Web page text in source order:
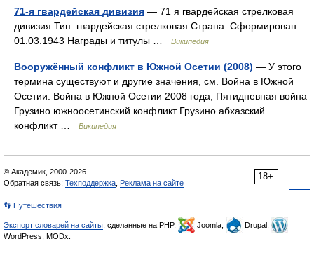
71-я гвардейская дивизия — 71 я гвардейская стрелковая
дивизия Тип: гвардейская стрелковая Страна: Сформирован:
01.03.1943 Награды и титулы …
Википедия
Вооружённый конфликт в Южной Осетии (2008) — У этого
термина существуют и другие значения, см. Война в Южной
Осетии. Война в Южной Осетии 2008 года, Пятидневная война
Грузино южноосетинский конфликт Грузино абхазский
конфликт …
Википедия
18+
© Академик, 2000-2026
Обратная связь: Техподдержка Реклама на сайте
👣 Путешествия
Экспорт словарей на сайты , сделанные на PHP, Joomla,
Drupal,
WordPress, MODx.